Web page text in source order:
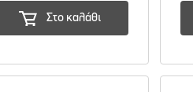
Στο καλάθι